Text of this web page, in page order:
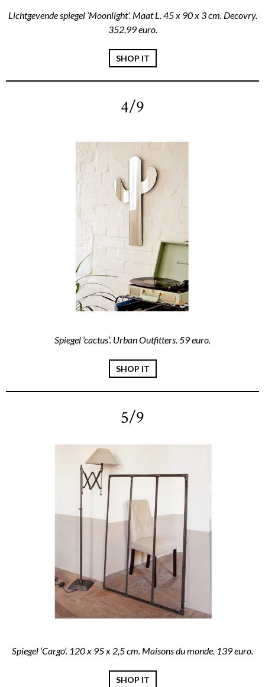
Lichtgevende spiegel ‘Moonlight’. Maat L. 45 x 90 x 3 cm. Decovry.
352,99 euro.
SHOP IT
4/9
Spiegel ‘cactus’. Urban Outfitters. 59 euro.
SHOP IT
5/9
Spiegel ‘Cargo’. 120 x 95 x 2,5 cm. Maisons du monde. 139 euro.
SHOP IT